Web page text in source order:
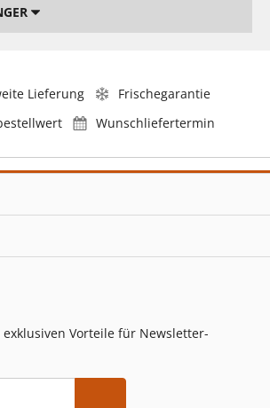
Lieferung
Frischegarantie
Wunschliefertermin
Vorteile für Newsletter-